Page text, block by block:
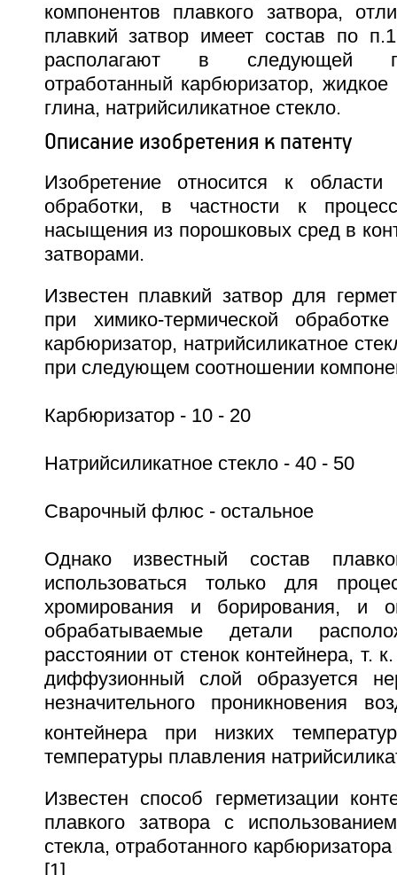
компонентов плавкого затвора,
плавкий затвор имеет состав по
располагают в следующей
отработанный карбюризатор, жидкое
глина, натрийсиликатное стекло.
Описание изобретения к патенту
Изобретение относится к области
обработки, в частности к
насыщения из порошковых сред в
затворами.
Известен плавкий затвор для
при химико-термической
карбюризатор, натрийсиликатное
при следующем соотношении
Карбюризатор - 10 - 20
Натрийсиликатное стекло - 40 - 50
Сварочный флюс - остальное
Однако известный состав
использоваться только для
хромирования и борирования, и
обрабатываемые детали
расстоянии от стенок контейнера, т.
диффузионный слой образуется
незначительного проникновения
контейнера при низких
температуры плавления
Известен способ герметизации
плавкого затвора с
стекла, отработанного
[1].